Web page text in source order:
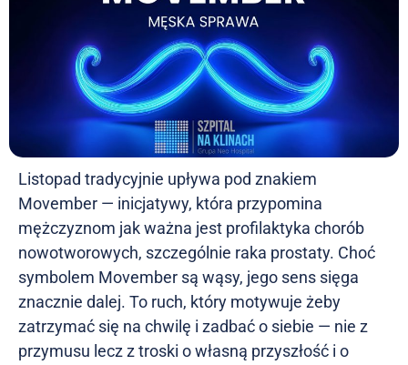
Listopad tradycyjnie upływa pod znakiem
Movember — inicjatywy, która przypomina
mężczyznom jak ważna jest profilaktyka chorób
nowotworowych, szczególnie raka prostaty. Choć
symbolem Movember są wąsy, jego sens sięga
znacznie dalej. To ruch, który motywuje żeby
zatrzymać się na chwilę i zadbać o siebie — nie z
przymusu lecz z troski o własną przyszłość i o